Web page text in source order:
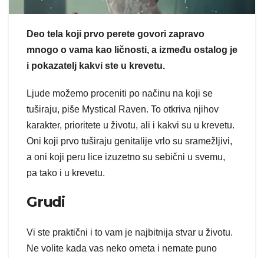
Deo tela koji prvo perete govori zapravo
mnogo o vama kao ličnosti, a između ostalog je
i pokazatelj kakvi ste u krevetu.
Ljude možemo proceniti po načinu na koji se
tuširaju, piše Mystical Raven. To otkriva njihov
karakter, prioritete u životu, ali i kakvi su u krevetu.
Oni koji prvo tuširaju genitalije vrlo su sramežljivi,
a oni koji peru lice izuzetno su sebični u svemu,
pa tako i u krevetu.
Grudi
Vi ste praktični i to vam je najbitnija stvar u životu.
Ne volite kada vas neko ometa i nemate puno